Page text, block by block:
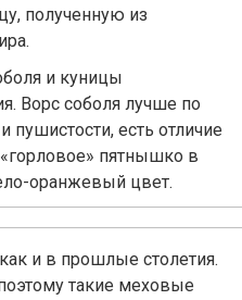
полученную из
и куницы
Ворс соболя лучше по
есть отличие
пятнышко в
оранжевый цвет.
и в прошлые столетия.
такие меховые